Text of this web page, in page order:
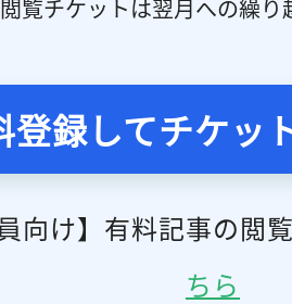
覧チケットは翌月への繰り
登録してチケッ
員向け】有料記事の閲
ちら